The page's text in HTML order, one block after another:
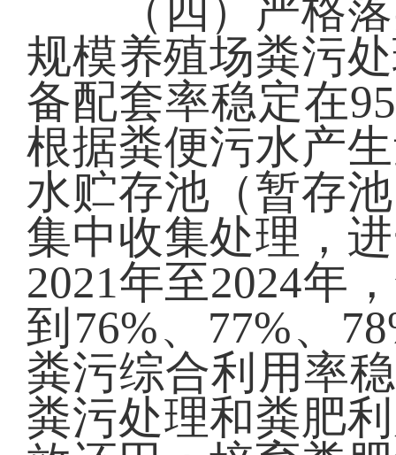
（四）严格落
规模养殖场粪污
备配套率稳定在
根据粪便污水产
水贮存池（暂存
集中收集处理，
2021年至2024年
到76%、77%、
粪污综合利用率
粪污处理和粪肥